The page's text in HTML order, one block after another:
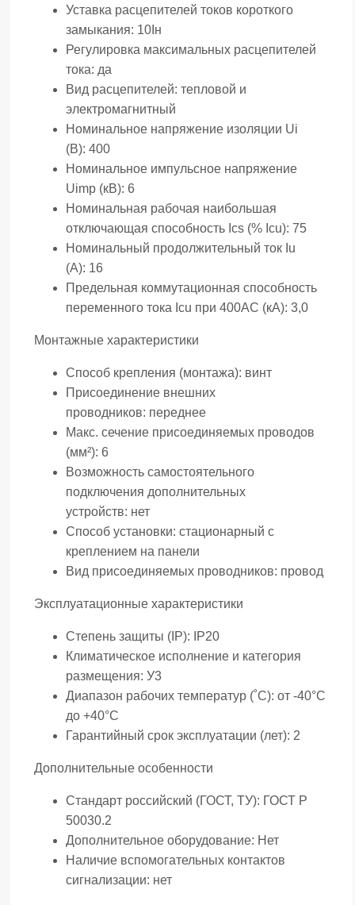
Уставка расцепителей токов короткого
замыкания: 10Iн
Регулировка максимальных расцепителей
тока: да
Вид расцепителей: тепловой и
электромагнитный
Номинальное напряжение изоляции Ui
(В): 400
Номинальное импульсное напряжение
Uimp (кВ): 6
Номинальная рабочая наибольшая
отключающая способность Ics (% Icu): 75
Номинальный продолжительный ток Iu
(А): 16
Предельная коммутационная способность
переменного тока Icu при 400АС (кА): 3,0
Монтажные характеристики
Способ крепления (монтажа): винт
Присоединение внешних
проводников: переднее
Макс. сечение присоединяемых проводов
(мм²): 6
Возможность самостоятельного
подключения дополнительных
устройств: нет
Способ установки: стационарный с
креплением на панели
Вид присоединяемых проводников: провод
Эксплуатационные характеристики
Степень защиты (IP):
IP20
Климатическое исполнение и категория
размещения: У3
Диапазон рабочих температур (˚С): от -40°С
до +40°С
Гарантийный срок эксплуатации (лет): 2
Дополнительные особенности
Стандарт российский (ГОСТ, ТУ): ГОСТ Р
50030.2
Дополнительное оборудование: Нет
Наличие вспомогательных контактов
сигнализации: нет